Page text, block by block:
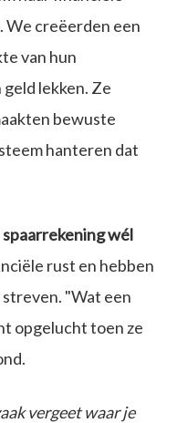
We creëerden een
van hun
lekken. Ze
bewuste
hanteren dat
wél
rust en hebben
"Wat een
opgelucht toen ze
vergeet waar je